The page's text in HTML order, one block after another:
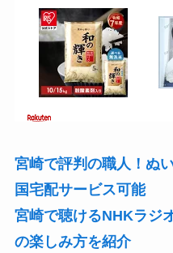
宮崎で評判の職人！ぬ
国宅配サービス可能
宮崎で聴けるNHKラジ
の楽しみ方を紹介